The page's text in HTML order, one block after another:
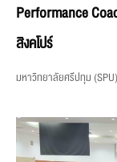
Performance
สิงคโปร์
มหาวิทยาลัยศรีปทุม